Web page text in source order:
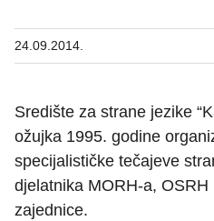
24.09.2014.
Središte za strane jezike
ožujka 1995. godine
specijalističke tečajeve
djelatnika MORH-a,
zajednice.